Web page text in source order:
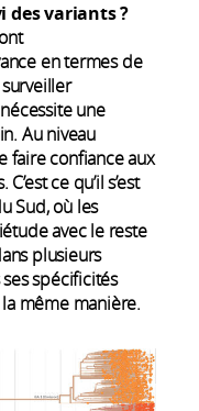
des variants ?
en termes de
surveiller
une
Au niveau
faire confiance aux
ce qu’il s’est
Sud, où les
avec le reste
plusieurs
spécificités
même manière.